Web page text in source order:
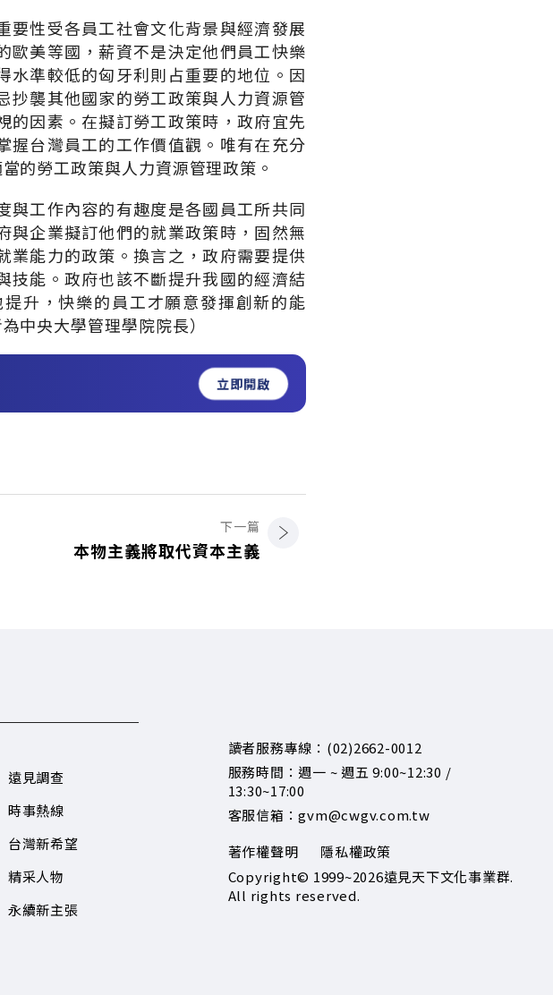
要性受各員工社會文化背景與經濟發展
歐美等國，薪資不是決定他們員工快樂
水準較低的匈牙利則占重要的地位。因
抄襲其他國家的勞工政策與人力資源管
的因素。在擬訂勞工政策時，政府宜先
握台灣員工的工作價值觀。唯有在充分
的勞工政策與人力資源管理政策。
與工作內容的有趣度是各國員工所共同
與企業擬訂他們的就業政策時，固然無
業能力的政策。換言之，政府需要提供
技能。政府也該不斷提升我國的經濟結
升，快樂的員工才願意發揮創新的能
中央大學管理學院院長）
立即開啟
下一篇
本物主義將取代資本主義
遠見調查
時事熱線
台灣新希望
精采人物
永續新主張
讀者服務專線：(02)2662-0012
服務時間：週一 ~ 週五 9:00~12:30 /
13:30~17:00
客服信箱：gvm@cwgv.com.tw
著作權聲明
隱私權政策
Copyright© 1999~2026遠見天下文化事業群.
All rights reserved.